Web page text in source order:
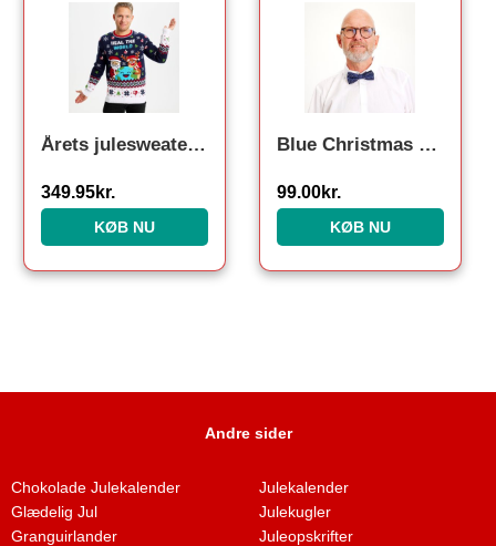
Årets julesweater: Heal The World Velgørenhed – herre / mænd. Ugly Christmas Sweater lavet i Danmark
349.95kr.
KØB NU
Blue Christmas Butterfly
99.00kr.
KØB NU
Andre sider
Chokolade Julekalender
Glædelig Jul
Granguirlander
Julekalender
Julekugler
Juleopskrifter